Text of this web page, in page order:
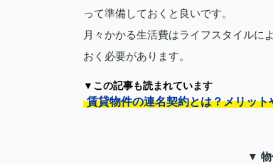
って準備しておくと良いです。
月々かかる生活費はライフスタイルに
おく必要があります。
▼この記事も読まれています
賃貸物件の連名契約とは？メリッ
▼ 物